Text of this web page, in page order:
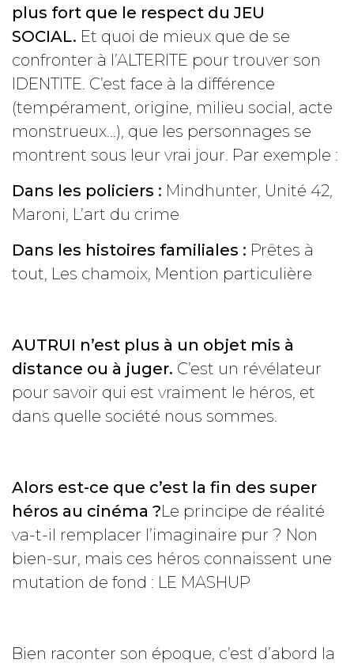
plus fort que le respect du JEU
SOCIAL. Et quoi de mieux que de se
confronter à l’ALTERITE pour trouver son
IDENTITE. C’est face à la différence
(tempérament, origine, milieu social, acte
monstrueux…), que les personnages se
montrent sous leur vrai jour. Par exemple :
Dans les policiers : Mindhunter, Unité 42,
Maroni, L’art du crime
Dans les histoires familiales : Prêtes à
tout, Les chamoix, Mention particulière
AUTRUI n’est plus à un objet mis à
distance ou à juger. C’est un révélateur
pour savoir qui est vraiment le héros, et
dans quelle société nous sommes.
Alors est-ce que c’est la fin des super
héros au cinéma ?Le principe de réalité
va-t-il remplacer l’imaginaire pur ? Non
bien-sur, mais ces héros connaissent une
mutation de fond : LE MASHUP
Bien raconter son époque, c’est d’abord la